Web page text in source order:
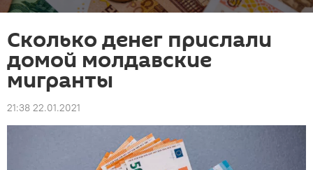
Сколько денег прислали
домой молдавские
мигранты
21:38 22.01.2021